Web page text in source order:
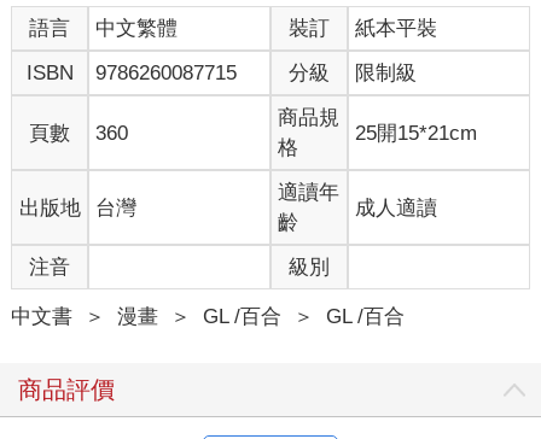
語言 中文繁體 裝訂
紙本平裝
ISBN
9786260087715 分級 限制級
頁數 360
商品規
格
25開15*21cm
出版地 台灣
適讀年
齡
成人適讀
注音 級別
中文書 ＞ 漫畫 ＞ GL /百合 ＞ GL /百合
商品評價